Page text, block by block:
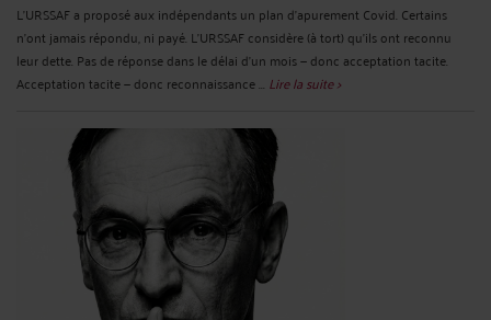
L'URSSAF a proposé aux indépendants un plan d'apurement Covid. Certains
n'ont jamais répondu, ni payé. L'URSSAF considère (à tort) qu'ils ont reconnu
leur dette. Pas de réponse dans le délai d'un mois — donc acceptation tacite.
Acceptation tacite — donc reconnaissance ... Lire la suite >